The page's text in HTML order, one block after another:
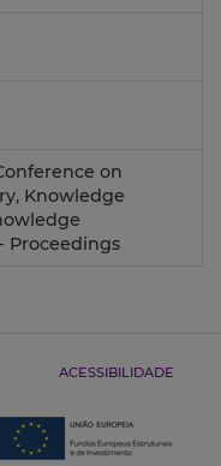
on
Knowledge
Proceedings
ACESSIBILIDADE